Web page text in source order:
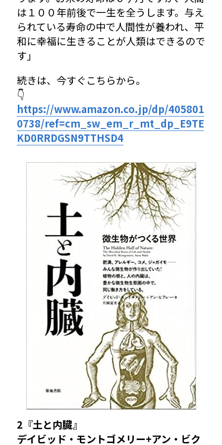
は１００年前後で一生を全うします。与え
られている寿命の中で人間性が養われ、平
和に幸福に生きることが人類はできるので
す」
続きは、今すぐこちらから。
👇
https://www.amazon.co.jp/dp/405801
0738/ref=cm_sw_em_r_mt_dp_E9TE
KD0RRDGSN9TTHSD4
2 『土と内臓』
デイビッド・モントゴメリー+アン・ビク